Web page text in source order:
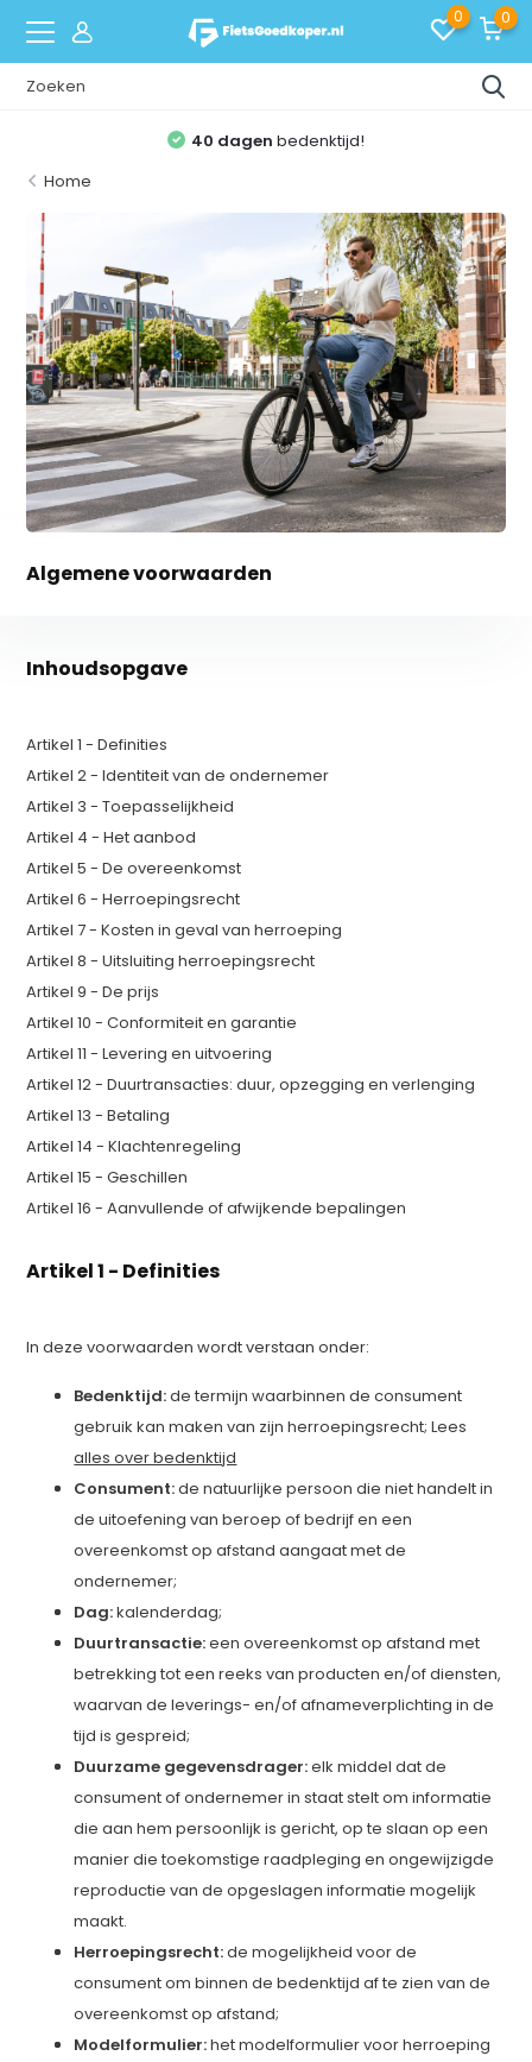
0 0
40 dagen bedenktijd!
Home
Algemene voorwaarden
Inhoudsopgave
Artikel 1 - Definities
Artikel 2 - Identiteit van de ondernemer
Artikel 3 - Toepasselijkheid
Artikel 4 - Het aanbod
Artikel 5 - De overeenkomst
Artikel 6 - Herroepingsrecht
Artikel 7 - Kosten in geval van herroeping
Artikel 8 - Uitsluiting herroepingsrecht
Artikel 9 - De prijs
Artikel 10 - Conformiteit en garantie
Artikel 11 - Levering en uitvoering
Artikel 12 - Duurtransacties: duur, opzegging en verlenging
Artikel 13 - Betaling
Artikel 14 - Klachtenregeling
Artikel 15 - Geschillen
Artikel 16 - Aanvullende of afwijkende bepalingen
Artikel 1 - Definities
In deze voorwaarden wordt verstaan onder:
Bedenktijd:de termijn waarbinnen de consument
gebruik kan maken van zijn herroepingsrecht; Lees
alles over bedenktijd
Consument:de natuurlijke persoon die niet handelt in
de uitoefening van beroep of bedrijf en een
overeenkomst op afstand aangaat met de
ondernemer;
Dag:kalenderdag;
Duurtransactie:een overeenkomst op afstand met
betrekking tot een reeks van producten en/of diensten,
waarvan de leverings- en/of afnameverplichting in de
tijd is gespreid;
Duurzame gegevensdrager:elk middel dat de
consument of ondernemer in staat stelt om informatie
die aan hem persoonlijk is gericht, op te slaan op een
manier die toekomstige raadpleging en ongewijzigde
reproductie van de opgeslagen informatie mogelijk
maakt.
Herroepingsrecht:de mogelijkheid voor de
consument om binnen de bedenktijd af te zien van de
overeenkomst op afstand;
Modelformulier:het modelformulier voor herroeping